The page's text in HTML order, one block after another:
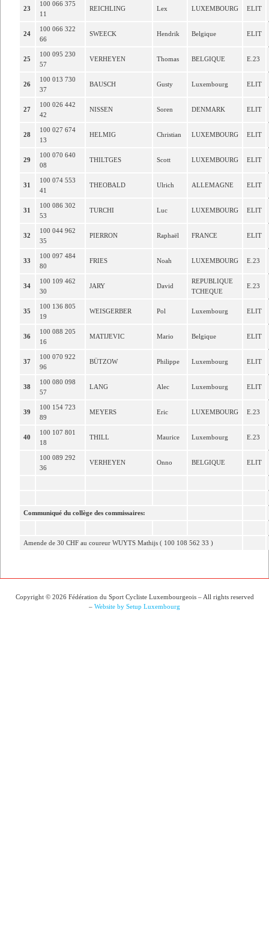
23
100 066 375
11
REICHLING Lex LUXEMBOURG ELIT
24
100 066 322
66
SWEECK Hendrik Belgique ELIT
25
100 095 230
57
VERHEYEN Thomas BELGIQUE E.23
26
100 013 730
37
BAUSCH Gusty Luxembourg ELIT
27
100 026 442
42
NISSEN Soren DENMARK ELIT
28
100 027 674
13
HELMIG Christian LUXEMBOURG ELIT
29
100 070 640
08
THILTGES Scott LUXEMBOURG ELIT
31
100 074 553
41
THEOBALD Ulrich ALLEMAGNE ELIT
31
100 086 302
53
TURCHI Luc LUXEMBOURG ELIT
32
100 044 962
35
PIERRON Raphaël FRANCE ELIT
33
100 097 484
80
FRIES Noah LUXEMBOURG E.23
34
100 109 462
30
JARY David
REPUBLIQUE
TCHEQUE
E.23
35
100 136 805
19
WEISGERBER Pol Luxembourg ELIT
36
100 088 205
16
MATIJEVIC Mario Belgique ELIT
37
100 070 922
96
BÜTZOW Philippe Luxembourg ELIT
38
100 080 098
57
LANG Alec Luxembourg ELIT
39
100 154 723
89
MEYERS Eric LUXEMBOURG E.23
40
100 107 801
18
THILL Maurice Luxembourg E.23
100 089 292
36
VERHEYEN Onno BELGIQUE ELIT
Communiqué du collège des commissaires:
Amende de 30 CHF au coureur WUYTS Mathijs ( 100 108 562 33 )
Copyright © 2026 Fédération du Sport Cycliste Luxembourgeois – All rights reserved
– Website by Setup Luxembourg